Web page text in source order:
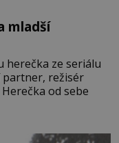
mladší
herečka ze seriálu
partner, režisér